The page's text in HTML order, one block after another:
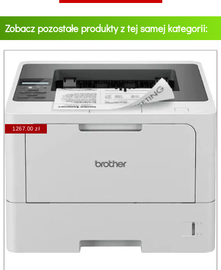
Zobacz pozostałe produkty z tej samej kategorii:
1267.00 zł